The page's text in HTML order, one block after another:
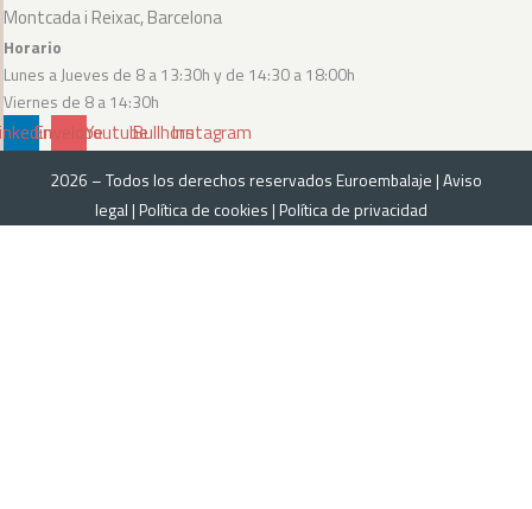
Montcada i Reixac, Barcelona
Horario
Lunes a Jueves de 8 a 13:30h y de 14:30 a 18:00h
Viernes de 8 a 14:30h
EnvelopeYoutubeBullhornInstagram
2026 – Todos los derechos reservados Euroembalaje | Aviso
legal | Política de cookies | Política de privacidad